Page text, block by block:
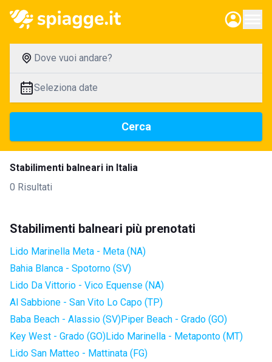
Dove vuoi andare?
Seleziona date
Cerca
Stabilimenti balneari in Italia
0 Risultati
Stabilimenti balneari più prenotati
Lido Marinella Meta - Meta (NA)
Bahia Blanca - Spotorno (SV)
Lido Da Vittorio - Vico Equense (NA)
Al Sabbione - San Vito Lo Capo (TP)
Baba Beach - Alassio (SV)Piper Beach - Grado (GO)
Key West - Grado (GO)Lido Marinella - Metaponto (MT)
Lido San Matteo - Mattinata (FG)